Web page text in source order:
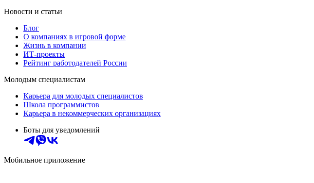
Новости и статьи
Блог
О компаниях в игровой форме
Жизнь в компании
ИТ-проекты
Рейтинг работодателей России
Молодым специалистам
Карьера для молодых специалистов
Школа программистов
Карьера в некоммерческих организациях
Боты для уведомлений
Мобильное приложение